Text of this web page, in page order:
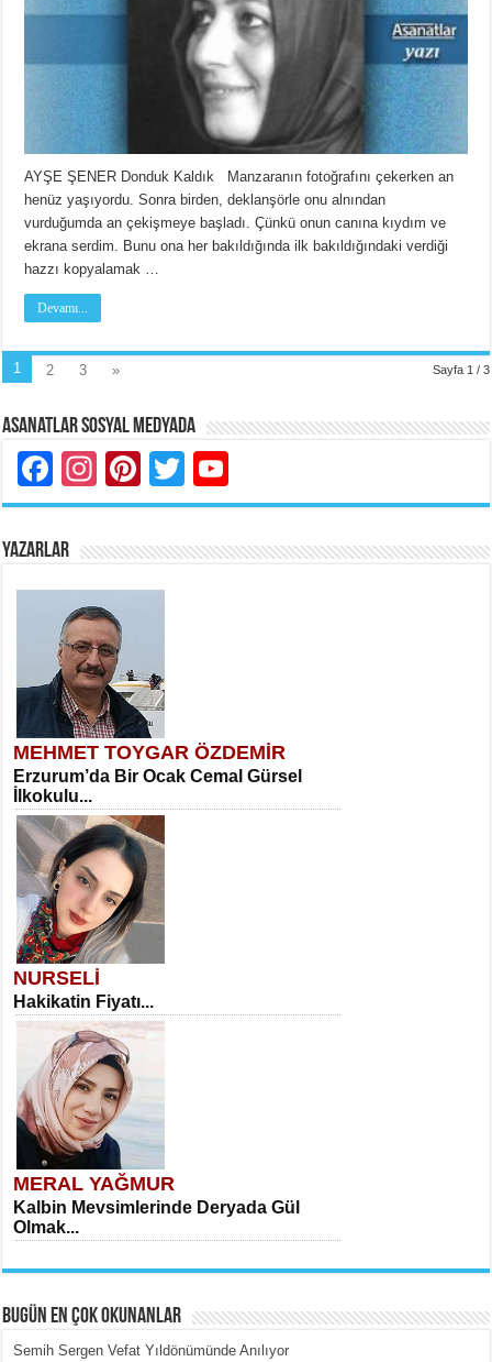
AYŞE ŞENER Donduk Kaldık Manzaranın fotoğrafını çekerken an
henüz yaşıyordu. Sonra birden, deklanşörle onu alnından
vurduğumda an çekişmeye başladı. Çünkü onun canına kıydım ve
ekrana serdim. Bunu ona her bakıldığında ilk bakıldığındaki verdiği
hazzı kopyalamak …
Devamı...
Sayfa 1 / 3
1 2 3 »
Asanatlar Sosyal Medyada
Facebook
Instagram
Pinterest
Twitter
YAZARLAR
MEHMET TOYGAR ÖZDEMİR
Erzurum’da Bir Ocak Cemal Gürsel
İlkokulu...
NURSELİ
Hakikatin Fiyatı...
MERAL YAĞMUR
Kalbin Mevsimlerinde Deryada Gül
Olmak...
BUGÜN EN ÇOK OKUNANLAR
Semih Sergen Vefat Yıldönümünde Anılıyor